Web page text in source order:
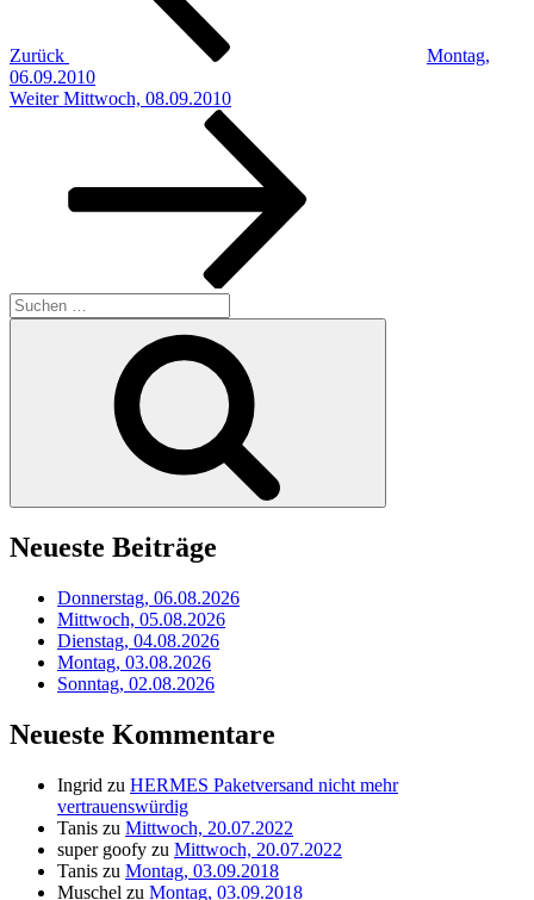
Zurück
Montag,
06.09.2010
Nächster
Weiter Mittwoch, 08.09.2010
Suchen
nach:
Neueste Beiträge
Donnerstag, 06.08.2026
Mittwoch, 05.08.2026
Dienstag, 04.08.2026
Montag, 03.08.2026
Sonntag, 02.08.2026
Neueste Kommentare
Ingrid zu HERMES Paketversand nicht mehr
vertrauenswürdig
Tanis zu Mittwoch, 20.07.2022
super goofy zu Mittwoch, 20.07.2022
Tanis zu Montag, 03.09.2018
Muschel zu Montag, 03.09.2018